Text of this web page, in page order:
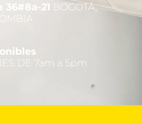
36#8a-21 BOGOTÁ,
DE 7am a 5pm